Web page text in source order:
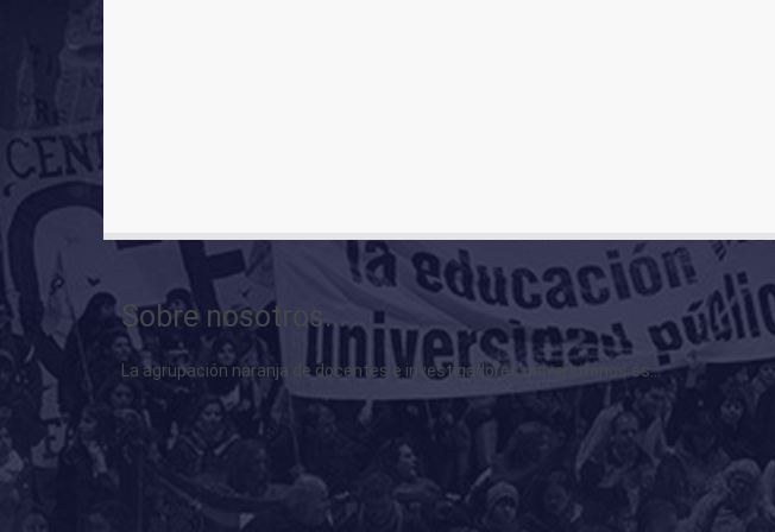
Sobre nosotros...
La agrupación naranja de docentes e investigadores universitarios es...